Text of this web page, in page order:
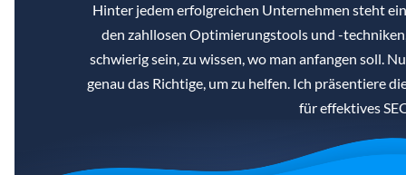
Hinter jedem erfolgreichen Unternehmen steht
den zahllosen Optimierungstools und -
schwierig sein, zu wissen, wo man anfangen soll.
genau das Richtige, um zu helfen. Ich präsentiere
für effektives